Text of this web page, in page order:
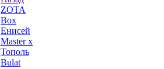
ZOTA
Box
Енисей
Master x
Тополь
Bulat